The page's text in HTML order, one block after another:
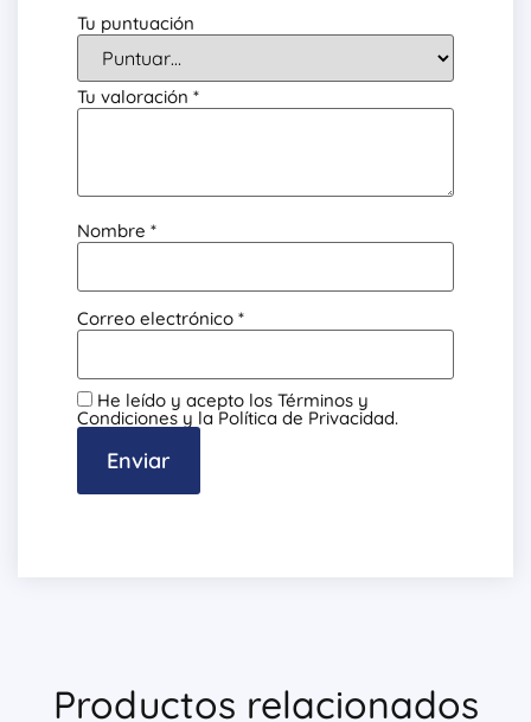
Tu puntuación
Tu valoración *
Nombre *
Correo electrónico *
He leído y acepto los Términos y
Condiciones y la Política de Privacidad.
Productos relacionados